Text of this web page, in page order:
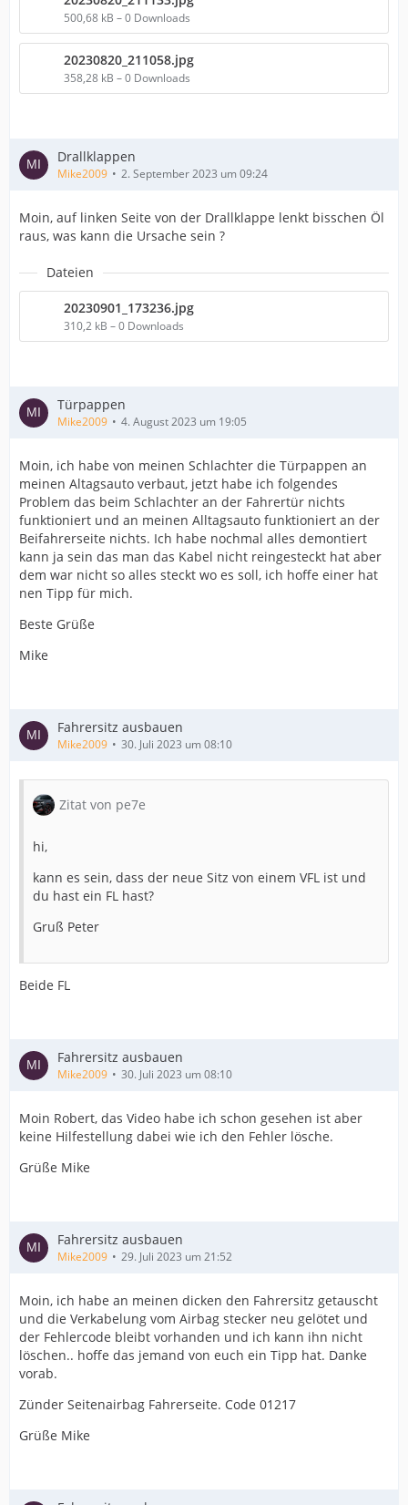
500,68 kB – 0 Downloads
20230820_211058.jpg
358,28 kB – 0 Downloads
Drallklappen
Mike2009 2. September 2023 um 09:24
Moin, auf linken Seite von der Drallklappe lenkt bisschen Öl
raus, was kann die Ursache sein ?
Dateien
20230901_173236.jpg
310,2 kB – 0 Downloads
Türpappen
Mike2009 4. August 2023 um 19:05
Moin, ich habe von meinen Schlachter die Türpappen an
meinen Altagsauto verbaut, jetzt habe ich folgendes
Problem das beim Schlachter an der Fahrertür nichts
funktioniert und an meinen Alltagsauto funktioniert an der
Beifahrerseite nichts. Ich habe nochmal alles demontiert
kann ja sein das man das Kabel nicht reingesteckt hat aber
dem war nicht so alles steckt wo es soll, ich hoffe einer hat
nen Tipp für mich.
Beste Grüße
Mike
Fahrersitz ausbauen
Mike2009 30. Juli 2023 um 08:10
Zitat von pe7e
hi,
kann es sein, dass der neue Sitz von einem VFL ist und
du hast ein FL hast?
Gruß Peter
Beide FL
Fahrersitz ausbauen
Mike2009 30. Juli 2023 um 08:10
Moin Robert, das Video habe ich schon gesehen ist aber
keine Hilfestellung dabei wie ich den Fehler lösche.
Grüße Mike
Fahrersitz ausbauen
Mike2009 29. Juli 2023 um 21:52
Moin, ich habe an meinen dicken den Fahrersitz getauscht
und die Verkabelung vom Airbag stecker neu gelötet und
der Fehlercode bleibt vorhanden und ich kann ihn nicht
löschen.. hoffe das jemand von euch ein Tipp hat. Danke
vorab.
Zünder Seitenairbag Fahrerseite. Code 01217
Grüße Mike